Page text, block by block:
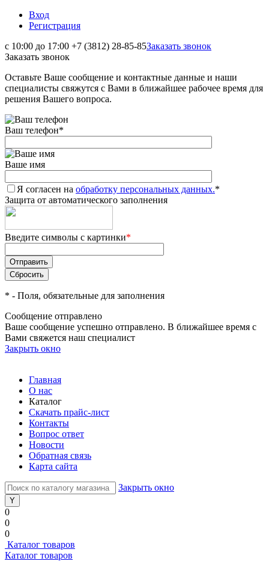
Вход
Регистрация
с 10:00 до 17:00 +7 (3812) 28-85-85Заказать звонок
Заказать звонок
Оставьте Ваше сообщение и контактные данные и наши
специалисты свяжутся с Вами в ближайшее рабочее время для
решения Вашего вопроса.
Ваш телефон*
Ваше имя
Я согласен на обработку персональных данных.*
Защита от автоматического заполнения
Введите символы с картинки*
* - Поля, обязательные для заполнения
Сообщение отправлено
Ваше сообщение успешно отправлено. В ближайшее время с
Вами свяжется наш специалист
Закрыть окно
Главная
О нас
Каталог
Скачать прайс-лист
Контакты
Вопрос ответ
Новости
Обратная связь
Карта сайта
Закрыть окно
0
0
0
Каталог товаров
Каталог товаров